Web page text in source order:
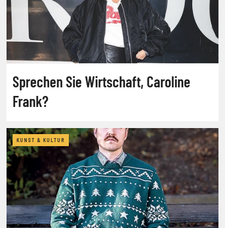
Sprechen Sie Wirtschaft, Caroline
Frank?
KUNST & KULTUR